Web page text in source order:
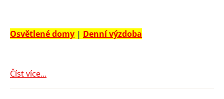
Osvětlené domy | Denní výzdoba
Číst více...